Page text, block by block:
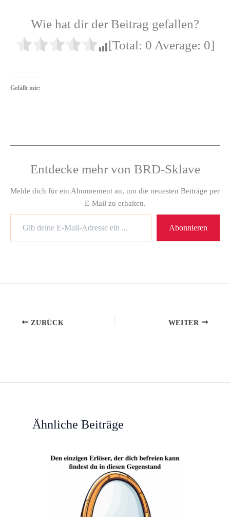
Wie hat dir der Beitrag gefallen?
[Total: 0 Average: 0]
Gefällt mir:
Entdecke mehr von BRD-Sklave
Melde dich für ein Abonnement an, um die neuesten Beiträge per
E-Mail zu erhalten.
Abonnieren
ZURÜCK WEITER
Ähnliche Beiträge